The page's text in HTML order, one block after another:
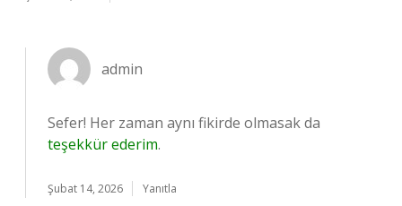
admin
Sefer! Her zaman aynı fikirde olmasak da
teşekkür ederim.
Şubat 14, 2026 Yanıtla